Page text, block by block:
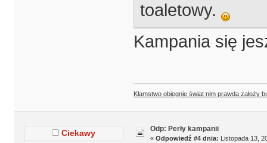
toaletowy.
Kampania się
Kłamstwo obiegnie świat nim prawda założy
Ciekawy Odp: Perły kampanii
« Odpowiedź #4 dnia: Listopada 13,